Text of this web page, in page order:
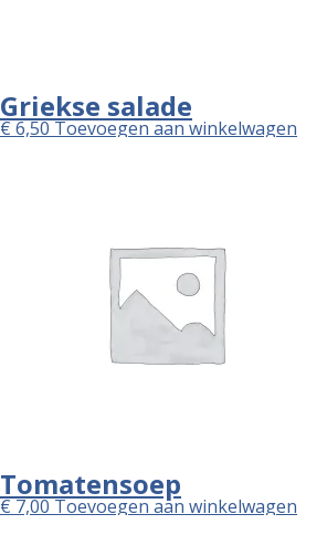
Griekse salade
€6,50Toevoegen aan winkelwagen
Tomatensoep
€7,00Toevoegen aan winkelwagen